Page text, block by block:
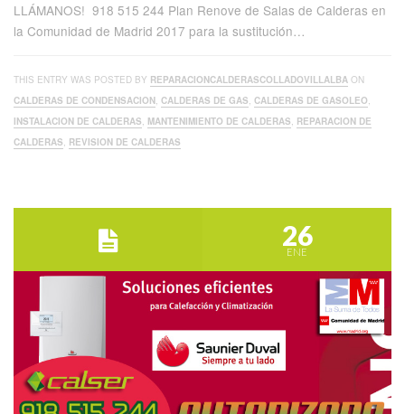
LLÁMANOS! 918 515 244 Plan Renove de Salas de Calderas en
la Comunidad de Madrid 2017 para la sustitución…
THIS ENTRY WAS POSTED BY REPARACIONCALDERASCOLLADOVILLALBA ON
CALDERAS DE CONDENSACION, CALDERAS DE GAS, CALDERAS DE GASOLEO,
INSTALACION DE CALDERAS, MANTENIMIENTO DE CALDERAS, REPARACION DE
CALDERAS, REVISION DE CALDERAS
26
ENE